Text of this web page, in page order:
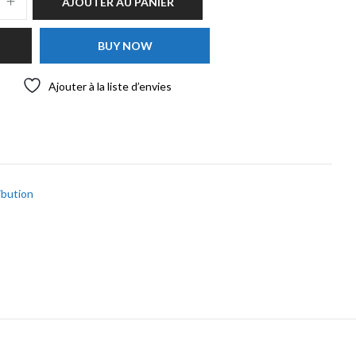
BUY NOW
Ajouter à la liste d’envies